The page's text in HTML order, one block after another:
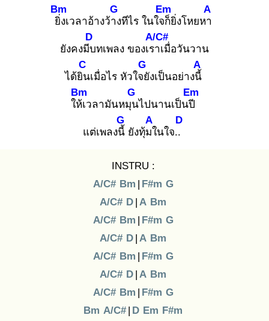
ยิ่ง
Bm
เวลาอ้างว้าง
G
ทีไร ในใจก็
Em
ยิ่งโหยหา
A
ยังคงมีบ
D
ทเพลง ของเรา
A/C#
เมื่อวันวาน
ได้ยิน
C
เมื่อไร หัวใจยั
G
งเป็นอย่างนี้
A
ให้เ
Bm
วลามันหมุน
G
ไปนานเป็นปี
Em
แต่เพลงนี้
G
ยังทุ้มใ
A
นใจ..
D
INSTRU :
A/C# Bm | F#m G
A/C# D | A Bm
A/C# Bm | F#m G
A/C# D | A Bm
A/C# Bm | F#m G
A/C# D | A Bm
A/C# Bm | F#m G
Bm A/C# | D Em F#m